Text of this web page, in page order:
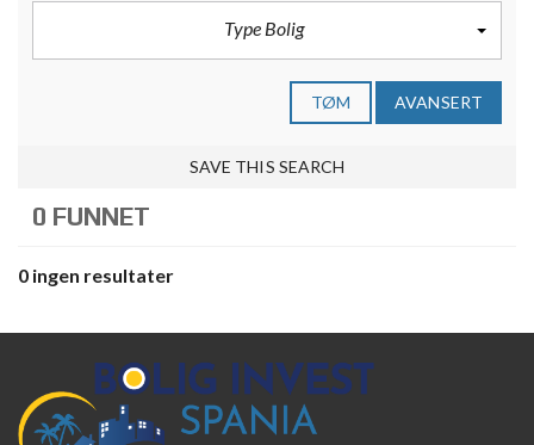
Type Bolig
TØM AVANSERT
SAVE THIS SEARCH
0 FUNNET
0 ingen resultater